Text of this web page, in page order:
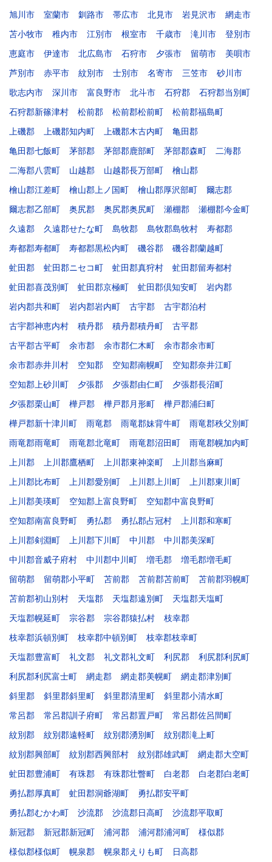
旭川市
室蘭市 釧路市 帯広市 北見市 岩見沢市
網走市
苫小牧市
稚内市 江別市 根室市 千歳市 滝川市
登別市
恵庭市
伊達市 北広島市 石狩市 夕張市 留萌市
美唄市
芦別市
赤平市 紋別市 士別市 名寄市 三笠市
砂川市
歌志内市
深川市 富良野市 北斗市 石狩郡
石狩郡当別町
石狩郡新篠津村
松前郡 松前郡松前町
松前郡福島町
上磯郡
上磯郡知内町 上磯郡木古内町
亀田郡
亀田郡七飯町
茅部郡 茅部郡鹿部町 茅部郡森町
二海郡
二海郡八雲町
山越郡 山越郡長万部町
檜山郡
檜山郡江差町
檜山郡上ノ国町 檜山郡厚沢部町
爾志郡
爾志郡乙部町
奥尻郡 奥尻郡奥尻町 瀬棚郡
瀬棚郡今金町
久遠郡
久遠郡せたな町 島牧郡 島牧郡島牧村
寿都郡
寿都郡寿都町
寿都郡黒松内町 磯谷郡
磯谷郡蘭越町
虻田郡
虻田郡ニセコ町 虻田郡真狩村
虻田郡留寿都村
虻田郡喜茂別町
虻田郡京極町 虻田郡倶知安町
岩内郡
岩内郡共和町
岩内郡岩内町 古宇郡
古宇郡泊村
古宇郡神恵内村
積丹郡 積丹郡積丹町
古平郡
古平郡古平町
余市郡 余市郡仁木町
余市郡余市町
余市郡赤井川村
空知郡 空知郡南幌町
空知郡奈井江町
空知郡上砂川町
夕張郡 夕張郡由仁町
夕張郡長沼町
夕張郡栗山町
樺戸郡 樺戸郡月形町
樺戸郡浦臼町
樺戸郡新十津川町
雨竜郡 雨竜郡妹背牛町
雨竜郡秩父別町
雨竜郡雨竜町
雨竜郡北竜町 雨竜郡沼田町
雨竜郡幌加内町
上川郡
上川郡鷹栖町 上川郡東神楽町
上川郡当麻町
上川郡比布町
上川郡愛別町 上川郡上川町
上川郡東川町
上川郡美瑛町
空知郡上富良野町
空知郡中富良野町
空知郡南富良野町
勇払郡 勇払郡占冠村
上川郡和寒町
上川郡剣淵町
上川郡下川町 中川郡
中川郡美深町
中川郡音威子府村
中川郡中川町 増毛郡
増毛郡増毛町
留萌郡
留萌郡小平町 苫前郡 苫前郡苫前町
苫前郡羽幌町
苫前郡初山別村
天塩郡 天塩郡遠別町
天塩郡天塩町
天塩郡幌延町
宗谷郡 宗谷郡猿払村
枝幸郡
枝幸郡浜頓別町
枝幸郡中頓別町
枝幸郡枝幸町
天塩郡豊富町
礼文郡 礼文郡礼文町 利尻郡
利尻郡利尻町
利尻郡利尻富士町
網走郡 網走郡美幌町
網走郡津別町
斜里郡
斜里郡斜里町 斜里郡清里町
斜里郡小清水町
常呂郡
常呂郡訓子府町 常呂郡置戸町
常呂郡佐呂間町
紋別郡
紋別郡遠軽町 紋別郡湧別町
紋別郡滝上町
紋別郡興部町
紋別郡西興部村 紋別郡雄武町
網走郡大空町
虻田郡豊浦町
有珠郡 有珠郡壮瞥町 白老郡
白老郡白老町
勇払郡厚真町
虻田郡洞爺湖町
勇払郡安平町
勇払郡むかわ町
沙流郡 沙流郡日高町
沙流郡平取町
新冠郡
新冠郡新冠町 浦河郡 浦河郡浦河町
様似郡
様似郡様似町
幌泉郡 幌泉郡えりも町
日高郡